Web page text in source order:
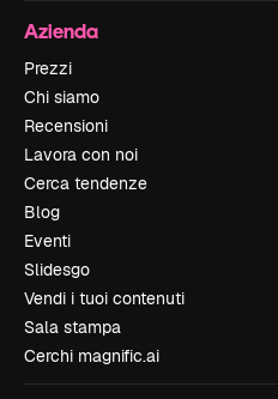
Azienda
Prezzi
Chi siamo
Recensioni
Lavora con noi
Cerca tendenze
Blog
Eventi
Slidesgo
Vendi i tuoi contenuti
Sala stampa
Cerchi magnific.ai